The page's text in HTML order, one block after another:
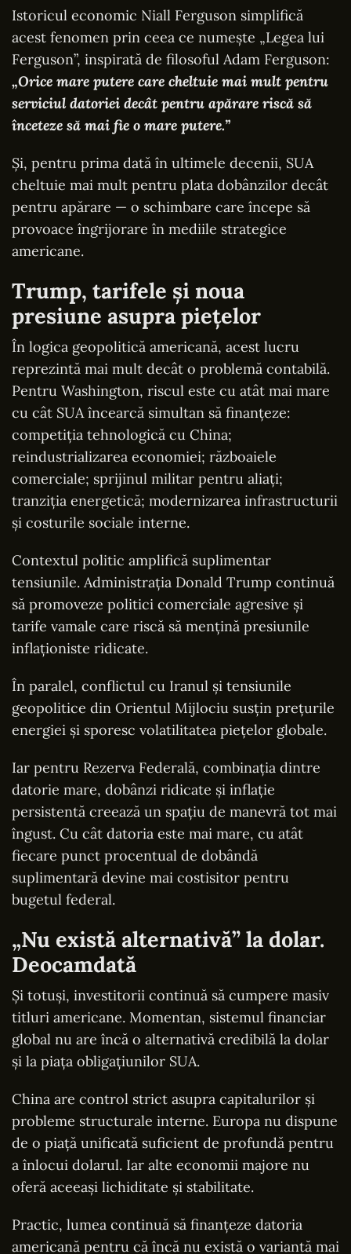
Istoricul economic Niall Ferguson simplifică
acest fenomen prin ceea ce numește „Legea lui
Ferguson”, inspirată de filosoful Adam Ferguson:
„Orice mare putere care cheltuie mai mult pentru
serviciul datoriei decât pentru apărare riscă să
înceteze să mai fie o mare putere.”
Și, pentru prima dată în ultimele decenii, SUA
cheltuie mai mult pentru plata dobânzilor decât
pentru apărare — o schimbare care începe să
provoace îngrijorare în mediile strategice
americane.
Trump, tarifele și noua
presiune asupra piețelor
În logica geopolitică americană, acest lucru
reprezintă mai mult decât o problemă contabilă.
Pentru Washington, riscul este cu atât mai mare
cu cât SUA încearcă simultan să finanțeze:
competiția tehnologică cu China;
reindustrializarea economiei; războaiele
comerciale; sprijinul militar pentru aliați;
tranziția energetică; modernizarea infrastructurii
și costurile sociale interne.
Contextul politic amplifică suplimentar
tensiunile. Administrația Donald Trump continuă
să promoveze politici comerciale agresive și
tarife vamale care riscă să mențină presiunile
inflaționiste ridicate.
În paralel, conflictul cu Iranul și tensiunile
geopolitice din Orientul Mijlociu susțin prețurile
energiei și sporesc volatilitatea piețelor globale.
Iar pentru Rezerva Federală, combinația dintre
datorie mare, dobânzi ridicate și inflație
persistentă creează un spațiu de manevră tot mai
îngust. Cu cât datoria este mai mare, cu atât
fiecare punct procentual de dobândă
suplimentară devine mai costisitor pentru
bugetul federal.
„Nu există alternativă” la dolar.
Deocamdată
Și totuși, investitorii continuă să cumpere masiv
titluri americane. Momentan, sistemul financiar
global nu are încă o alternativă credibilă la dolar
și la piața obligațiunilor SUA.
China are control strict asupra capitalurilor și
probleme structurale interne. Europa nu dispune
de o piață unificată suficient de profundă pentru
a înlocui dolarul. Iar alte economii majore nu
oferă aceeași lichiditate și stabilitate.
Practic, lumea continuă să finanțeze datoria
americană pentru că încă nu există o variantă mai